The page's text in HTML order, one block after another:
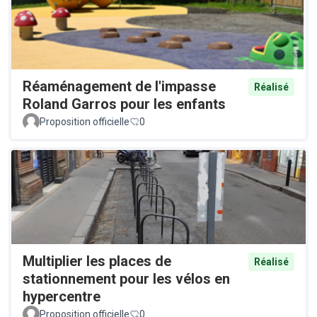
Réaménagement de l'impasse
Roland Garros pour les enfants
Réalisé
Proposition officielle 0
Multiplier les places de
stationnement pour les vélos en
hypercentre
Réalisé
Proposition officielle 0